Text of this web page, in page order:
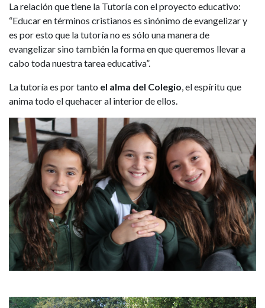
La relación que tiene la Tutoría con el proyecto educativo:
“Educar en términos cristianos es sinónimo de evangelizar y
es por esto que la tutoría no es sólo una manera de
evangelizar sino también la forma en que queremos llevar a
cabo toda nuestra tarea educativa”.
La tutoría es por tanto el alma del Colegio, el espíritu que
anima todo el quehacer al interior de ellos.